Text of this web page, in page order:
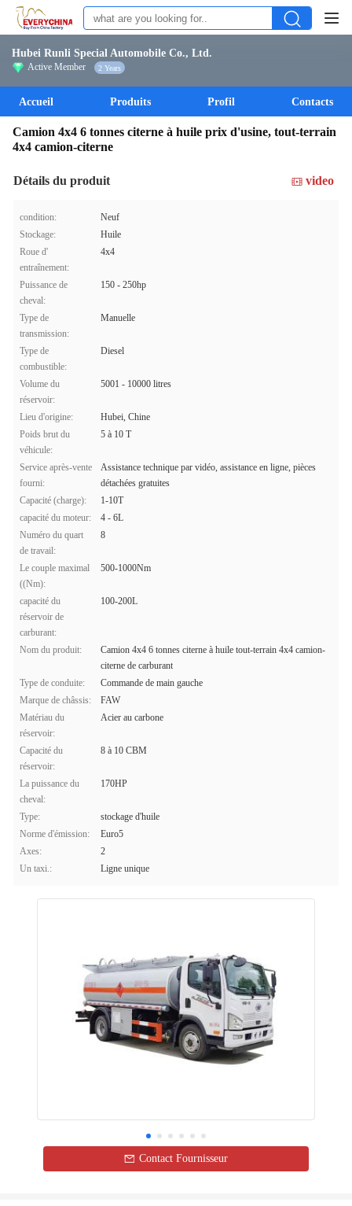
Hubei Runli Special Automobile Co., Ltd.
Active Member 2 Years
Accueil Produits Profil Contacts
Camion 4x4 6 tonnes citerne à huile prix d'usine, tout-terrain
4x4 camion-citerne
Détails du produit video
condition:
Neuf
Stockage:
Huile
Roue d'
entraînement:
4x4
Puissance de
cheval:
150 - 250hp
Type de
transmission:
Manuelle
Type de
combustible:
Diesel
Volume du
réservoir:
5001 - 10000 litres
Lieu d'origine:
Hubei, Chine
Poids brut du
véhicule:
5 à 10 T
Service après-vente
fourni:
Assistance technique par vidéo, assistance en ligne, pièces
détachées gratuites
Capacité (charge):
1-10T
capacité du moteur:
4 - 6L
Numéro du quart
de travail:
8
Le couple maximal
((Nm):
500-1000Nm
capacité du
réservoir de
carburant:
100-200L
Nom du produit:
Camion 4x4 6 tonnes citerne à huile tout-terrain 4x4 camion-
citerne de carburant
Type de conduite:
Commande de main gauche
Marque de châssis:
FAW
Matériau du
réservoir:
Acier au carbone
Capacité du
réservoir:
8 à 10 CBM
La puissance du
cheval:
170HP
Type:
stockage d'huile
Norme d'émission:
Euro5
Axes:
2
Un taxi.:
Ligne unique
Contact Fournisseur